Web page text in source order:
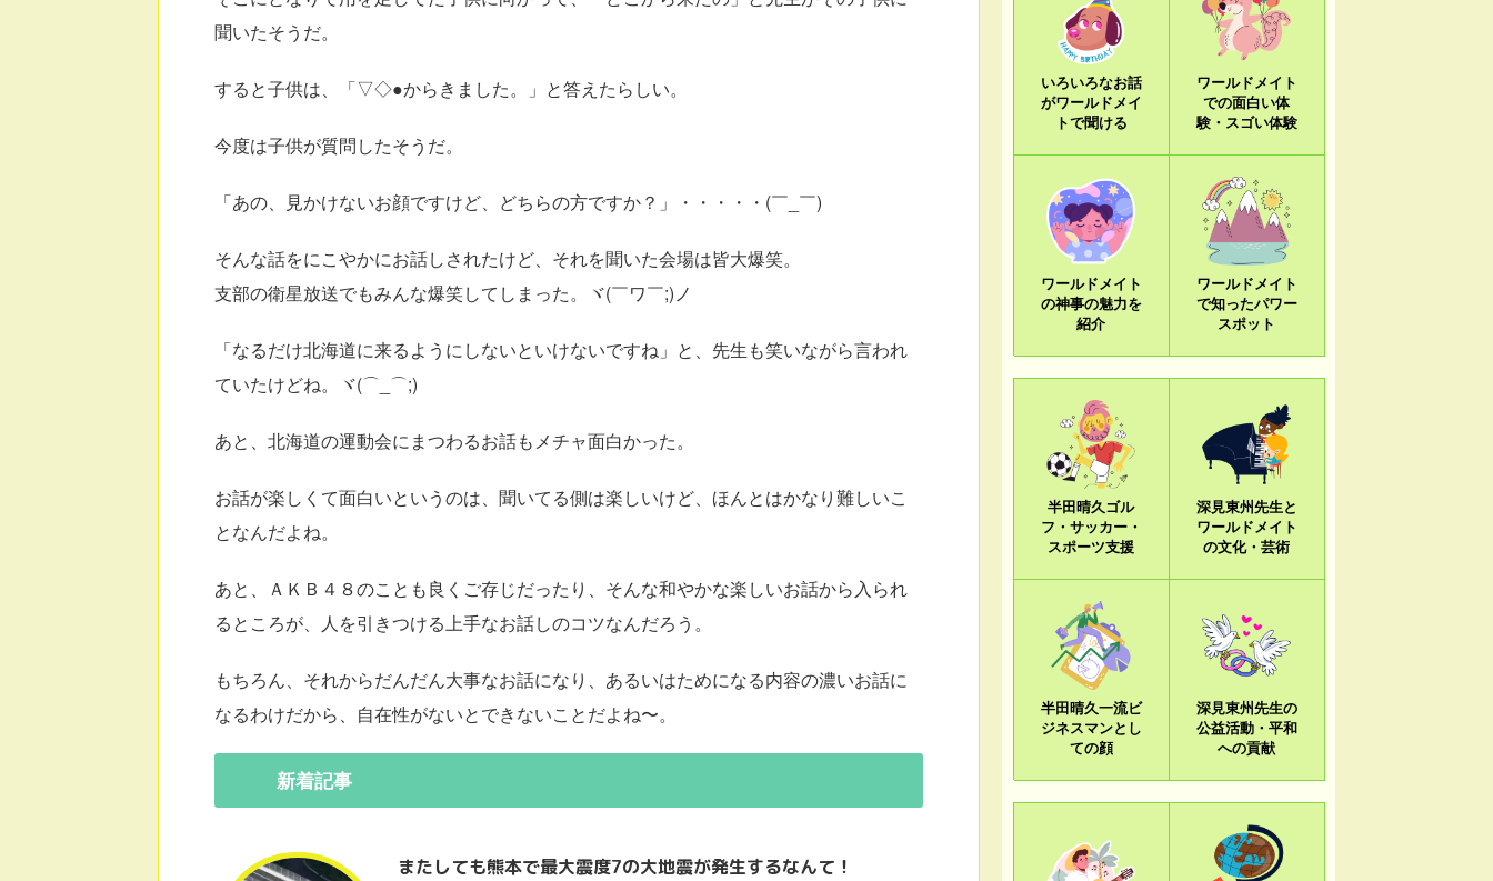
聞いたそうだ。
すると子供は、「▽◇●からきました。」と答えたらしい。
今度は子供が質問したそうだ。
「あの、見かけないお顔ですけど、どちらの方ですか？」・・・・・(￣_￣)
そんな話をにこやかにお話しされたけど、それを聞いた会場は皆大爆笑。
支部の衛星放送でもみんな爆笑してしまった。ヾ(￣ワ￣;)ノ
「なるだけ北海道に来るようにしないといけないですね」と、先生も笑いながら言われ
ていたけどね。ヾ(⌒_⌒;)
あと、北海道の運動会にまつわるお話もメチャ面白かった。
お話が楽しくて面白いというのは、聞いてる側は楽しいけど、ほんとはかなり難しいこ
となんだよね。
あと、ＡＫＢ４８のことも良くご存じだったり、そんな和やかな楽しいお話から入られ
るところが、人を引きつける上手なお話しのコツなんだろう。
もちろん、それからだんだん大事なお話になり、あるいはためになる内容の濃いお話に
なるわけだから、自在性がないとできないことだよね〜。
新着記事
またしても熊本で最大震度7の大地震が発生するなんて！
いろいろなお話
がワールドメイ
トで聞ける
ワールドメイト
での面白い体
験・スゴい体験
ワールドメイト
の神事の魅力を
紹介
ワールドメイト
で知ったパワー
スポット
半田晴久ゴル
フ・サッカー・
スポーツ支援
深見東州先生と
ワールドメイト
の文化・芸術
半田晴久一流ビ
ジネスマンとし
ての顔
深見東州先生の
公益活動・平和
への貢献